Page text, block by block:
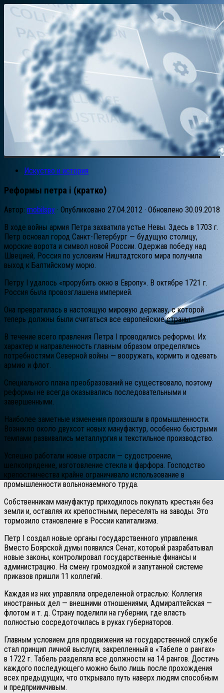
Искуство и история
Реформы петра i (кратко)
Автор: mobilspy · Опубликовано 27.04.2012 · Обновлено 30.09.2018
В ходе войны армия Петра захватила устье Невы. Здесь в 1703 г.
Петр основал город Санкт-Петербург — будущую столицу,
морские ворота и символ новой России. Одержав победу над
Швецией, Россия по условиям Ништадтского мира получила
выход к Балтийскому морю.
Петру I удалось «прорубить окно в Европу». В октябре 1721 г.
Россия была провозглашена империей.
Она превратилась в настоящую мировую державу, с которой
теперь должны были считаться все европейские страны.
В течение всего правления Петра I проводились реформы. Их
характер и направленность главным образом определялись
потребностями Северной войны — вооружать, кормить и одевать
армию и флот.
Специального плана преобразований не существовало, поэтому
реформы не всегда оказывались последовательными и
завершенными.
Наиболее заметные изменения произошли в промышленности.
Возникло около двухсот новых мануфактур, особенно быстрыми
темпами развивались металлургия и текстильное производство.
Успешно работали новые отрасли — судостроение,
шелкопрядение, изготовление стекла и фарфора. Господство
крепостничества крайне ограничивало использование в
промышленности вольнонаемного труда.
Собственникам мануфактур приходилось покупать крестьян без
земли и, оставляя их крепостными, переселять на заводы. Это
тормозило становление в России капитализма.
Петр I создал новые органы государственного управления.
Вместо Боярской думы появился Сенат, который разрабатывал
новые законы, контролировал государственные финансы и
администрацию. На смену громоздкой и запутанной системе
приказов пришли 11 коллегий.
Каждая из них управляла определенной отраслью: Коллегия
иностранных дел — внешними отношениями, Адмиралтейская —
флотом и т. д. Страну поделили на губернии, где власть
полностью сосредоточилась в руках губернаторов.
Главным условием для продвижения на государственной службе
стал принцип личной выслуги, закрепленный в «Табеле о рангах»
в 1722 г. Табель разделяла все должности на 14 рангов. Достичь
каждого последующего можно было лишь после прохождения
всех предыдущих, что открывало путь наверх людям способным
и предприимчивым.